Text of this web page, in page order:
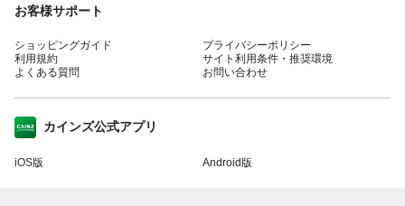
お客様サポート
ショッピングガイド
利用規約
よくある質問
プライバシーポリシー
サイト利用条件・推奨環境
お問い合わせ
カインズ公式アプリ
iOS版 Android版